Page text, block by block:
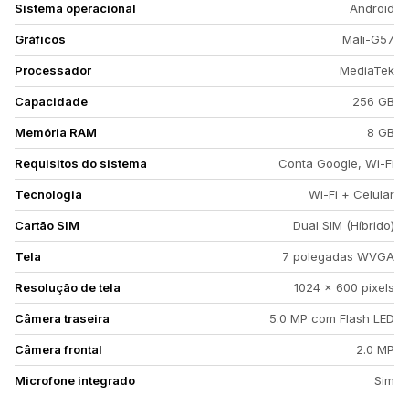
Sistema operacional Android
Gráficos Mali-G57
Processador MediaTek
Capacidade 256 GB
Memória RAM 8 GB
Requisitos do sistema Conta Google, Wi-Fi
Tecnologia Wi-Fi + Celular
Cartão SIM Dual SIM (Híbrido)
Tela 7 polegadas WVGA
Resolução de tela 1024 x 600 pixels
Câmera traseira 5.0 MP com Flash LED
Câmera frontal 2.0 MP
Microfone integrado Sim